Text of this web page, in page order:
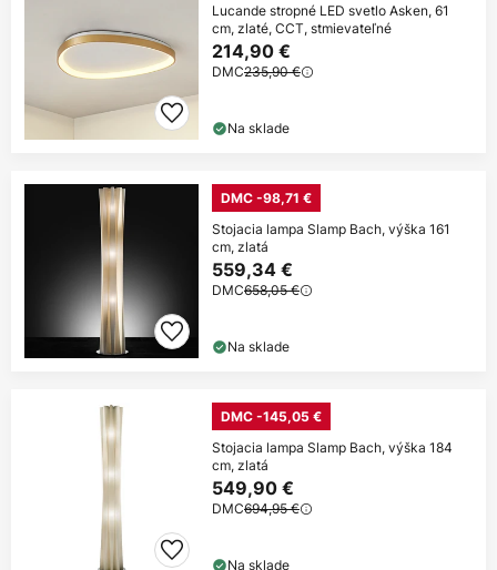
Lucande stropné LED svetlo Asken, 61
cm, zlaté, CCT, stmievateľné
214,90 €
DMC235,90 €
Na sklade
DMC -98,71 €
Stojacia lampa Slamp Bach, výška 161
cm, zlatá
559,34 €
DMC658,05 €
Na sklade
DMC -145,05 €
Stojacia lampa Slamp Bach, výška 184
cm, zlatá
549,90 €
DMC694,95 €
Na sklade